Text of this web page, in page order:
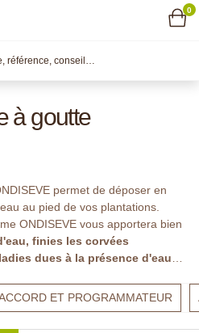
à goutte
permet de déposer en
au pied de vos plantations.
ONDISEVE vous apportera bien
finies les corvées
dues à la présence d'eau
ET PROGRAMMATEUR
0